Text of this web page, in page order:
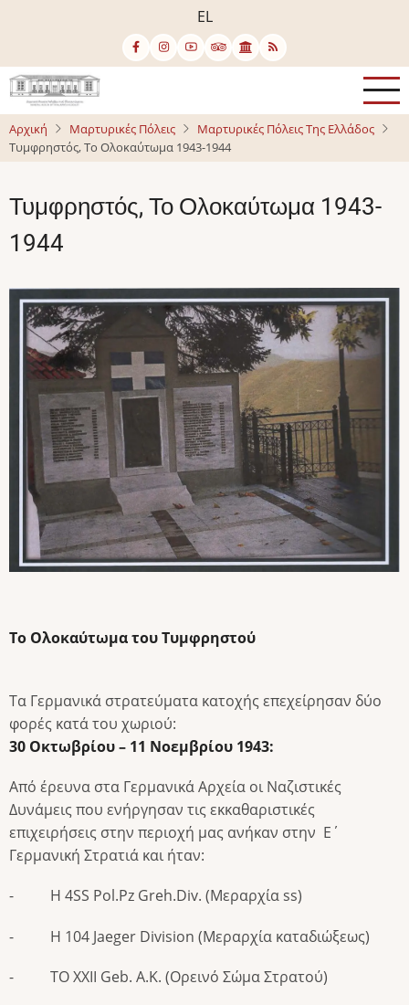
κυρίως
περιεχόμενο
EL
Αρχική Μαρτυρικές Πόλεις
Μαρτυρικές Πόλεις Της Ελλάδος
Τυμφρηστός, Το Ολοκαύτωμα 1943-1944
Τυμφρηστός, Το Ολοκαύτωμα 1943-
1944
Image
Το Ολοκαύτωμα του Τυμφρηστού
Τα Γερμανικά στρατεύματα κατοχής επεχείρησαν δύο
φορές κατά του χωριού:
30 Οκτωβρίου – 11 Νοεμβρίου 1943:
Από έρευνα στα Γερμανικά Αρχεία οι Ναζιστικές
Δυνάμεις που ενήργησαν τις εκκαθαριστικές
επιχειρήσεις στην περιοχή μας ανήκαν στην Ε΄
Γερμανική Στρατιά και ήταν:
- Η 4SS Pol.Pz Greh.Div. (Μεραρχία ss)
- Η 104 Jaeger Division (Μεραρχία καταδιώξεως)
- ΤΟ ΧΧΙΙ Geb. A.K. (Ορεινό Σώμα Στρατού)